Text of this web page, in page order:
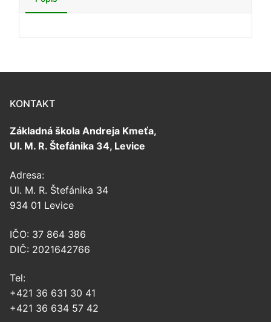
KONTAKT
Základná škola Andreja Kmeťa,
Ul. M. R. Štefánika 34, Levice
Adresa:
Ul. M. R. Štefánika 34
934 01 Levice
IČO: 37 864 386
DIČ: 2021642766
Tel:
+421 36 631 30 41
+421 36 634 57 42